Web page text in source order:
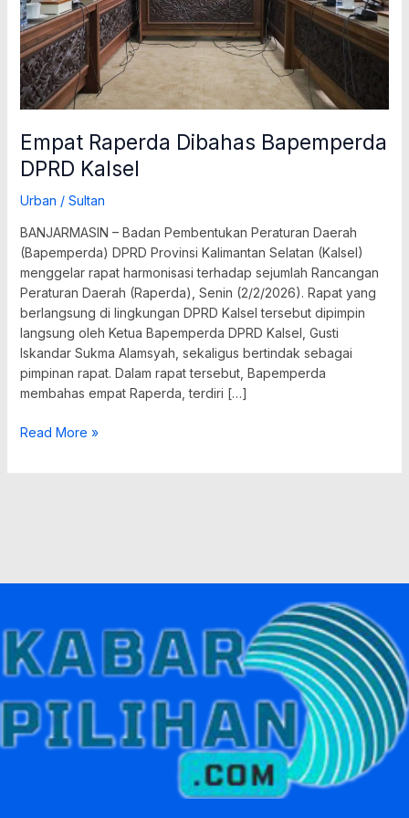
Empat Raperda Dibahas Bapemperda
DPRD Kalsel
Urban / Sultan
BANJARMASIN – Badan Pembentukan Peraturan Daerah
(Bapemperda) DPRD Provinsi Kalimantan Selatan (Kalsel)
menggelar rapat harmonisasi terhadap sejumlah Rancangan
Peraturan Daerah (Raperda), Senin (2/2/2026). Rapat yang
berlangsung di lingkungan DPRD Kalsel tersebut dipimpin
langsung oleh Ketua Bapemperda DPRD Kalsel, Gusti
Iskandar Sukma Alamsyah, sekaligus bertindak sebagai
pimpinan rapat. Dalam rapat tersebut, Bapemperda
membahas empat Raperda, terdiri […]
Read More »